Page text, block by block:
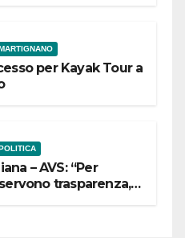
MARTIGNANO
per Kayak Tour a
POLITICA
– AVS: “Per
trasparenza,